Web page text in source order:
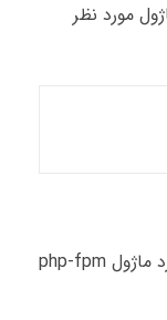
مورد نظر
برای مثال برای مشاهده توضیحات در مورد ماژول php-fpm